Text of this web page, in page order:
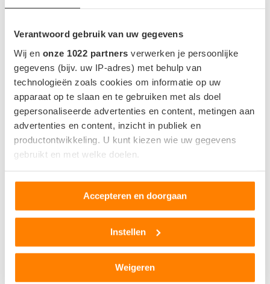
Verantwoord gebruik van uw gegevens
Wij en onze 1022 partners verwerken je persoonlijke
gegevens (bijv. uw IP-adres) met behulp van
technologieën zoals cookies om informatie op uw
apparaat op te slaan en te gebruiken met als doel
gepersonaliseerde advertenties en content, metingen aan
advertenties en content, inzicht in publiek en
productontwikkeling. U kunt kiezen wie uw gegevens
gebruikt en met welke doelen.
Als u het toestaat, willen we ook graag:
Informatie verzamelen over uw geografische locatie,
die tot een paar meter nauwkeurig kan zijn
Uw apparaat identificeren door het actief te scannen
verwerkt en stel uw voorkeuren in het
Accepteren en doorgaan
Instellen
Weigeren
TOYOTA BZ3 NU OFFICIEEL AANGEKONDIGD,
MAAR VOORALSNOG ALLEEN VOOR CHINA
Bas van der Weerd